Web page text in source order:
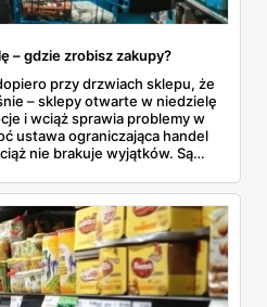
– gdzie zrobisz zakupy?
przy drzwiach sklepu, że
– sklepy otwarte w niedzielę
i wciąż sprawia problemy w
ustawa ograniczająca handel
nie brakuje wyjątków. Są
Czy mały osiedlowy sklepik
czy stacjami benzynowymi? W
i pokazujemy, gdzie
– bez nerwów i krążenia po